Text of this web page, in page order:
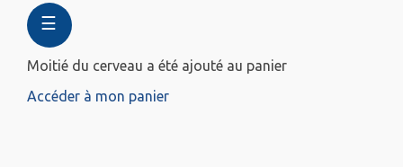
☰
Moitié du cerveau a été ajouté au panier
Accéder à mon panier